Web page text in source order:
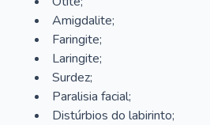
Amigdalite;
Faringite;
Laringite;
Surdez;
Paralisia facial;
Distúrbios do labirinto;